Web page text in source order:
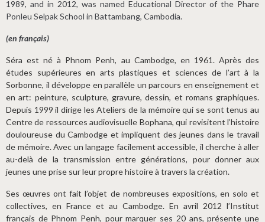
1989, and in 2012, was named Educational Director of the Phare
Ponleu Selpak School in Battambang, Cambodia.
(en français)
Séra est né à Phnom Penh, au Cambodge, en 1961. Après des
études supérieures en arts plastiques et sciences de l’art à la
Sorbonne, il développe en parallèle un parcours en enseignement et
en art: peinture, sculpture, gravure, dessin, et romans graphiques.
Depuis 1999 il dirige les Ateliers de la mémoire qui se sont tenus au
Centre de ressources audiovisuelle Bophana, qui revisitent l’histoire
douloureuse du Cambodge et impliquent des jeunes dans le travail
de mémoire. Avec un langage facilement accessible, il cherche à aller
au-delà de la transmission entre générations, pour donner aux
jeunes une prise sur leur propre histoire à travers la création.
Ses œuvres ont fait l’objet de nombreuses expositions, en solo et
collectives, en France et au Cambodge. En avril 2012 l’Institut
français de Phnom Penh, pour marquer ses 20 ans, présente une